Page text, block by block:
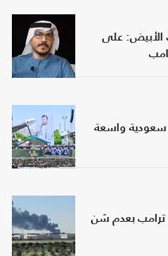
الأبيض: على
سعودية واسعة
ترامب بعدم شن